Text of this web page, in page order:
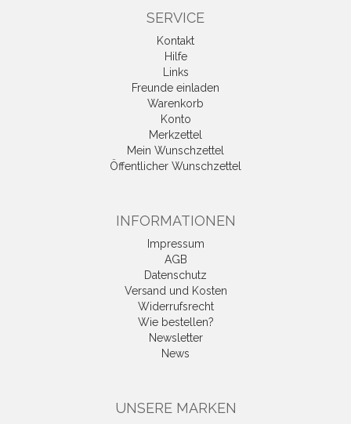
SERVICE
Kontakt
Hilfe
Links
Freunde einladen
Warenkorb
Konto
Merkzettel
Mein Wunschzettel
Öffentlicher Wunschzettel
INFORMATIONEN
Impressum
AGB
Datenschutz
Versand und Kosten
Widerrufsrecht
Wie bestellen?
Newsletter
News
UNSERE MARKEN